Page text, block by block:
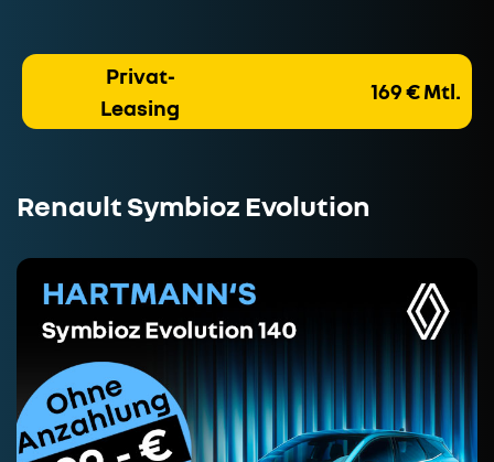
Privat-
Leasing
169 € Mtl.
Renault Symbioz Evolution